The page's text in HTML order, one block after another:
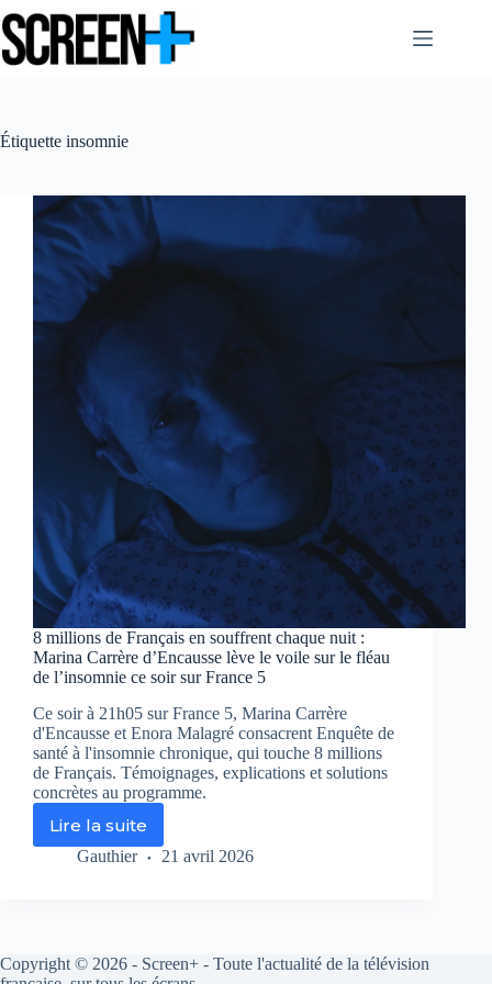
au
contenu
Étiquette insomnie
8 millions de Français en souffrent chaque nuit :
Marina Carrère d’Encausse lève le voile sur le fléau
de l’insomnie ce soir sur France 5
Ce soir à 21h05 sur France 5, Marina Carrère
d'Encausse et Enora Malagré consacrent Enquête de
santé à l'insomnie chronique, qui touche 8 millions
de Français. Témoignages, explications et solutions
concrètes au programme.
Lire la suite
8
millions
chaque
nuit
Gauthier 21 avril 2026
Copyright © 2026 - Screen+ - Toute l'actualité de la télévision